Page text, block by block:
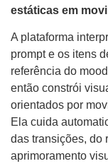
estáticas em
A plataforma
prompt e os itens
referência do
então constrói
orientados por
Ela cuida
das transições, do
aprimoramento